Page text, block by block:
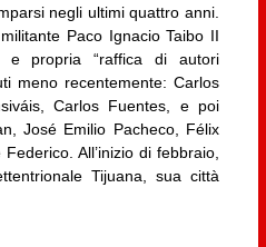
negli ultimi quattro anni.
Paco Ignacio Taibo II
propria “raffica di autori
meno recentemente: Carlos
Carlos Fuentes, e poi
José Emilio Pacheco, Félix
All’inizio di febbraio,
Tijuana, sua città